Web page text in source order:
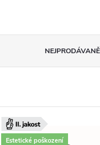
Estetické poškození